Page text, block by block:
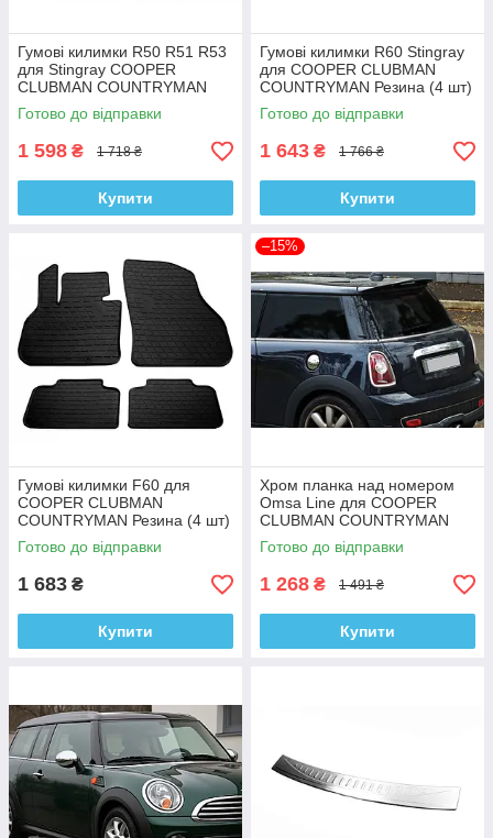
Гумові килимки R50 R51 R53
для Stingray COOPER
CLUBMAN COUNTRYMAN
Резина (4 шт)
Готово до відправки
1 598 ₴ 1 718 ₴
Купити
Гумові килимки R60 Stingray
для COOPER CLUBMAN
COUNTRYMAN Резина (4 шт)
Готово до відправки
1 643 ₴ 1 766 ₴
Купити
Гумові килимки F60 для
COOPER CLUBMAN
COUNTRYMAN Резина (4 шт)
Готово до відправки
1 683 ₴
Купити
–15%
Хром планка над номером
Omsa Line для COOPER
CLUBMAN COUNTRYMAN
Готово до відправки
1 268 ₴ 1 491 ₴
Купити